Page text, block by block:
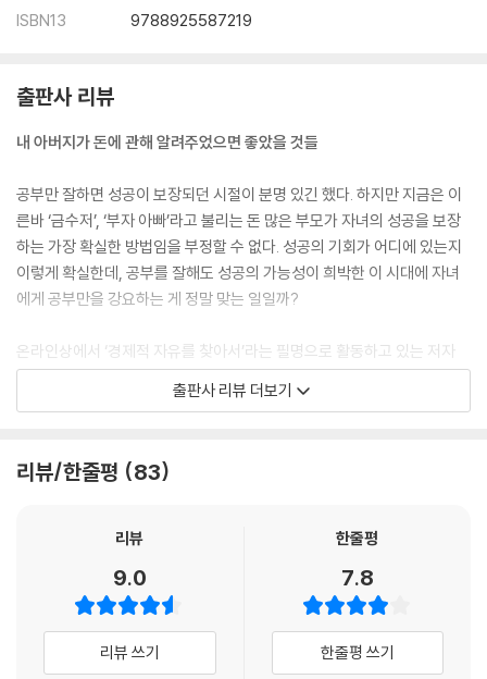
ISBN13
9788925587219
출판사 리뷰
내 아버지가 돈에 관해 알려주었으면 좋았을 것들
공부만 잘하면 성공이 보장되던 시절이 분명 있긴 했다. 하지만 지금은 이
른바 ‘금수저’, ‘부자 아빠’라고 불리는 돈 많은 부모가 자녀의 성공을 보장
하는 가장 확실한 방법임을 부정할 수 없다. 성공의 기회가 어디에 있는지
이렇게 확실한데, 공부를 잘해도 성공의 가능성이 희박한 이 시대에 자녀
에게 공부만을 강요하는 게 정말 맞는 일일까?
온라인상에서 ‘경제적 자유를 찾아서’라는 필명으로 활동하고 있는 저자
박성현은 ‘흙수저’ 집안에서 태어나 빚을 안고 사회생활을 시작했다. 자녀
에게만큼은 가난을 물려줄 수 없다는 생각에, 이름만 들어도 알 만한 대기
적 자유인’으로 거듭날 수 없었고, 변해가는 시대에 수학보다 중요한 건 자
넷을 통해 쌓은 지식과 이를 실천한 노력으로 마침내 경제적 자유를 달성
싶어 쓰기 시작한 책이 바로, 『아빠의 첫 돈 공부』다.
안타깝게도 대한민국 교육 시스템 안에서는 ‘돈’에 대해서 배울 수 없기에,
그는 육아휴직 제도를 통해 얻은 물리적 시간에 직접 선생이 되어 자녀들
출판사 리뷰 더보기
리뷰/한줄평 83
리뷰
9.0
리뷰 쓰기
한줄평
7.8
한줄평 쓰기